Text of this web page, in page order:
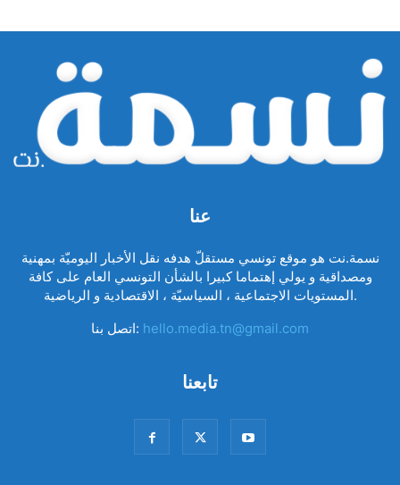
عنا
نسمة.نت هو موقع تونسي مستقلّ هدفه نقل الأخبار اليوميّة بمهنية
ومصداقية و يولي إهتماما كبيرا بالشأن التونسي العام على كافة
المستويات الاجتماعية ، السياسيّة ، الاقتصادية و الرياضية.
اتصل بنا: hello.media.tn@gmail.com
تابعنا